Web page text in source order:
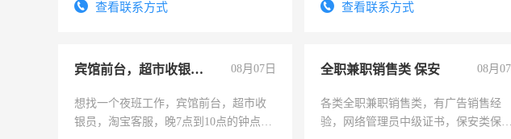
查看联系方式 查看联系方式
宾馆前台，超市收银员，淘宝客服 08月07日
想找一个夜班工作，宾馆前台，超市收
银员，淘宝客服，晚7点到10点的钟点
全职兼职销售类 保安 08月
各类全职兼职销售类，有广告销售经
验，网络管理员中级证书，保安类保安